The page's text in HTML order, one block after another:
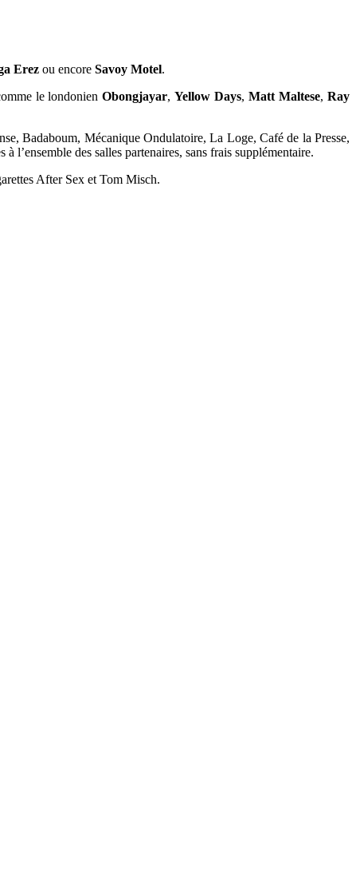
Erez ou encore Savoy Motel.
le londonienObongjayar,Yellow Days,Matt Maltese,Ray
Badaboum, Mécanique Ondulatoire, La Loge, Café de la Presse,
l’ensemble des salles partenaires, sans frais supplémentaire.
After Sex et Tom Misch.